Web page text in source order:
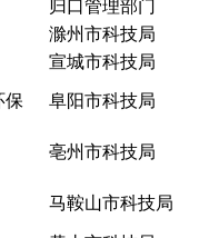
归口管理部门
滁州市科技局
宣城市科技局
保 阜阳市科技局
亳州市科技局
马鞍山市科技局